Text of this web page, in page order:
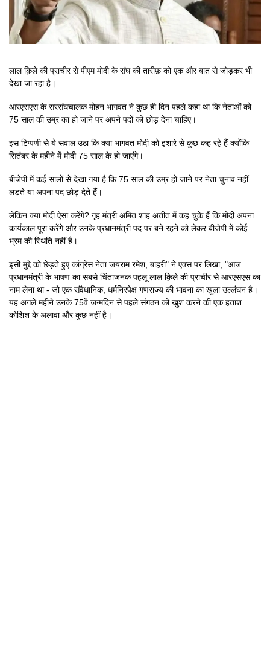
लाल क़िले की प्राचीर से पीएम मोदी के संघ की तारीफ़ को एक और बात से जोड़कर भी
देखा जा रहा है।
आरएसएस के सरसंघचालक मोहन भागवत ने कुछ ही दिन पहले कहा था कि नेताओं को
75 साल की उम्र का हो जाने पर अपने पदों को छोड़ देना चाहिए।
इस टिप्पणी से ये सवाल उठा कि क्या भागवत मोदी को इशारे से कुछ कह रहे हैं क्योंकि
सितंबर के महीने में मोदी 75 साल के हो जाएंगे।
बीजेपी में कई सालों से देखा गया है कि 75 साल की उम्र हो जाने पर नेता चुनाव नहीं
लड़ते या अपना पद छोड़ देते हैं।
लेकिन क्या मोदी ऐसा करेंगे? गृह मंत्री अमित शाह अतीत में कह चुके हैं कि मोदी अपना
कार्यकाल पूरा करेंगे और उनके प्रधानमंत्री पद पर बने रहने को लेकर बीजेपी में कोई
भ्रम की स्थिति नहीं है।
इसी मुद्दे को छेड़ते हुए कांग्रेस नेता जयराम रमेश, बाहरी" ने एक्स पर लिखा, "आज
प्रधानमंत्री के भाषण का सबसे चिंताजनक पहलू लाल क़िले की प्राचीर से आरएसएस का
नाम लेना था - जो एक संवैधानिक, धर्मनिरपेक्ष गणराज्य की भावना का खुला उल्लंघन है।
यह अगले महीने उनके 75वें जन्मदिन से पहले संगठन को खुश करने की एक हताश
कोशिश के अलावा और कुछ नहीं है।